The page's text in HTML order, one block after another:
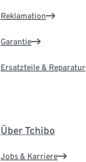
Reklamation
Garantie
Ersatzteile & Reparatur
Über Tchibo
Jobs & Karriere